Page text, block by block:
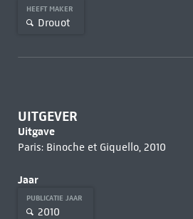
HEEFT MAKER
Drouot
UITGEVER
Uitgave
Paris: Binoche et Giquello, 2010
Jaar
PUBLICATIE JAAR
2010